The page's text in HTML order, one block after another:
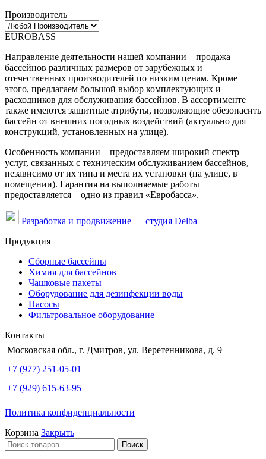
Производитель
EUROBASS
Направление деятельности нашей компании – продажа
бассейнов различных размеров от зарубежных и
отечественных производителей по низким ценам. Кроме
этого, предлагаем большой выбор комплектующих и
расходников для обслуживания бассейнов. В ассортименте
также имеются защитные атрибуты, позволяющие обезопасить
бассейн от внешних погодных воздействий (актуально для
конструкций, установленных на улице).
Особенность компании – предоставляем широкий спектр
услуг, связанных с техническим обслуживанием бассейнов,
независимо от их типа и места их установки (на улице, в
помещении). Гарантия на выполняемые работы
предоставляется – одно из правил «Евробасса».
Разработка и продвижение — студия Delba
Продукция
Сборные бассейны
Химия для бассейнов
Чашковые пакеты
Оборудование для дезинфекции воды
Насосы
Фильтровальное оборудование
Контакты
Московская обл., г. Дмитров, ул. Веретенникова, д. 9
+7 (977) 251-05-01
+7 (929) 615-63-95
Политика конфиденциальности
Корзина Закрыть
Поиск